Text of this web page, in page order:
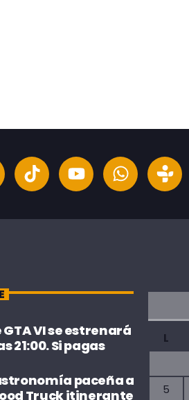
VI se estrenará
21:00. Si pagas
paceña a
Truck itinerante
L
5